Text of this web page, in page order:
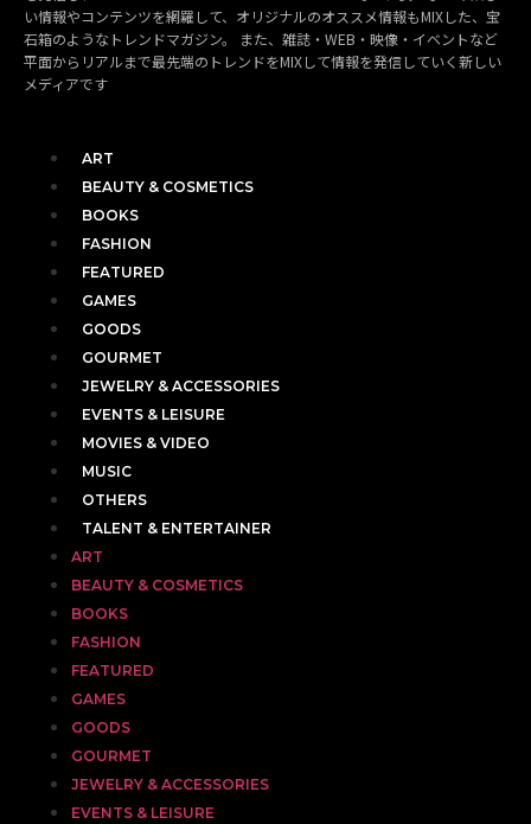
い情報やコンテンツを網羅して、オリジナルのオススメ情報もMIXした、宝
石箱のようなトレンドマガジン。 また、雑誌・WEB・映像・イベントなど
平面からリアルまで最先端のトレンドをMIXして情報を発信していく新しい
メディアです
ART
BEAUTY & COSMETICS
BOOKS
FASHION
FEATURED
GAMES
GOODS
GOURMET
JEWELRY & ACCESSORIES
EVENTS & LEISURE
MOVIES & VIDEO
MUSIC
OTHERS
TALENT & ENTERTAINER
ART
BEAUTY & COSMETICS
BOOKS
FASHION
FEATURED
GAMES
GOODS
GOURMET
JEWELRY & ACCESSORIES
EVENTS & LEISURE